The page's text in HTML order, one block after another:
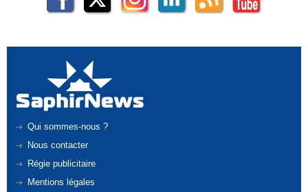
Qui sommes-nous ?
Nous contacter
Régie publicitaire
Mentions légales